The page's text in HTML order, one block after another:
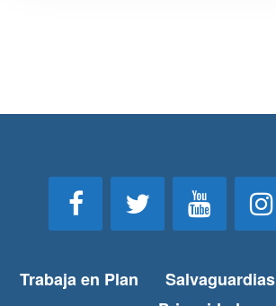
Trabaja en Plan Salvaguardias